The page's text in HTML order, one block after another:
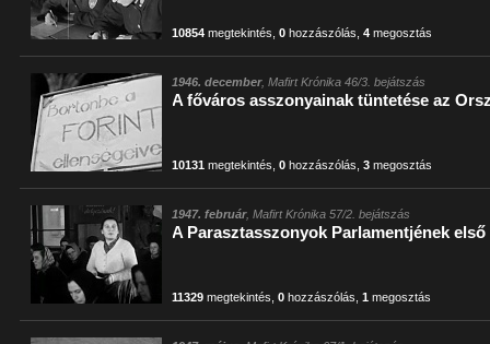
10854 megtekintés ,0 hozzászólás ,4 megosztás
1946. december, Mafirt Krónika 46/3. bejátszás
A főváros asszonyainak tüntetése az
10131 megtekintés ,0 hozzászólás ,3 megosztás
1947. február, Mafirt Krónika 57/2. bejátszás
A Parasztasszonyok Parlamentjének
11329 megtekintés ,0 hozzászólás ,1 megosztás